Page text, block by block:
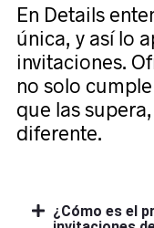
En Details
única, y así lo
invitaciones.
no solo
que las
diferente.
¿Cómo es el